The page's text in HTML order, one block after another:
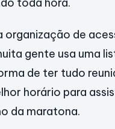
toda hora.
organização de
gente usa uma
de ter tudo
horário para
da maratona.